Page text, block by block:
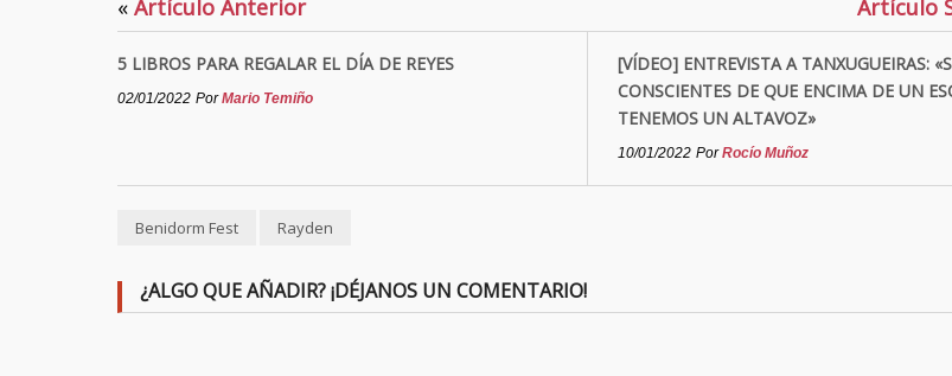
« Artículo Anterior
5 LIBROS PARA REGALAR EL DÍA DE REYES
02/01/2022 PorMario Temiño
Artículo
[VÍDEO] ENTREVISTA A TANXUGUEIRAS:
CONSCIENTES DE QUE ENCIMA DE UN
TENEMOS UN ALTAVOZ»
10/01/2022 PorRocío Muñoz
Benidorm Fest Rayden
¿ALGO QUE AÑADIR? ¡DÉJANOS UN COMENTARIO!